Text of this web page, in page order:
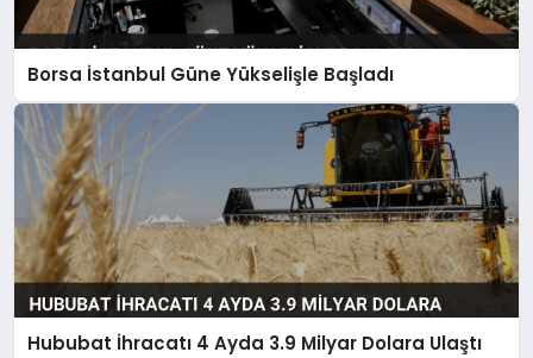
Borsa İstanbul Güne Yükselişle Başladı
Hububat İhracatı 4 Ayda 3.9 Milyar Dolara Ulaştı